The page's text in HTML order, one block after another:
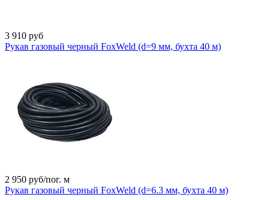
3 910 руб
Рукав газовый черный FoxWeld (d=9 мм, бухта 40 м)
2 950 руб/пог. м
Рукав газовый черный FoxWeld (d=6.3 мм, бухта 40 м)